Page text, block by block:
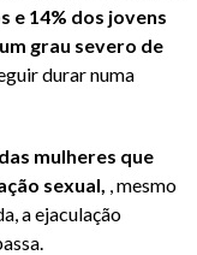
e 14% dos jovens
grau severo de
durar numa
mulheres que
sexual, , mesmo
a ejaculação